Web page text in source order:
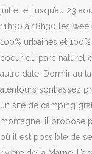
juillet et jusqu’au 23
11h30 à 18h30 les
100% urbaines et
coeur du parc naturel
autre date. Dormir au
alentours sont assez
un site de camping
montagne, il propose
où il est possible de